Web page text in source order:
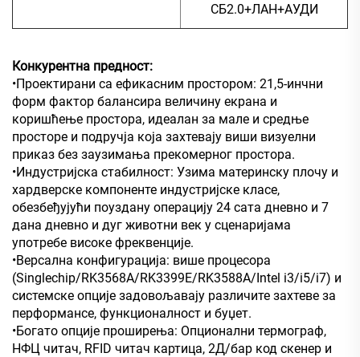
СБ2.0+ЛАН+АУДИ
Конкурентна предност:
•Проектирани са ефикасним простором: 21,5-инчни
форм фактор балансира величину екрана и
коришћење простора, идеалан за мале и средње
просторе и подручја која захтевају виши визуелни
приказ без заузимања прекомерног простора.
•Индустријска стабилност: Узима материнску плочу и
хардверске компоненте индустријске класе,
обезбеђујући поуздану операцију 24 сата дневно и 7
дана дневно и дуг животни век у сценаријама
употребе високе фреквенције.
•Версална конфигурација: више процесора
(Singlechip/RK3568A/RK3399E/RK3588A/Intel i3/i5/i7) и
системске опције задовољавају различите захтеве за
перформансе, функционалност и буџет.
•Богато опције проширења: Опционални термограф,
НФЦ читач, RFID читач картица, 2Д/бар код скенер и